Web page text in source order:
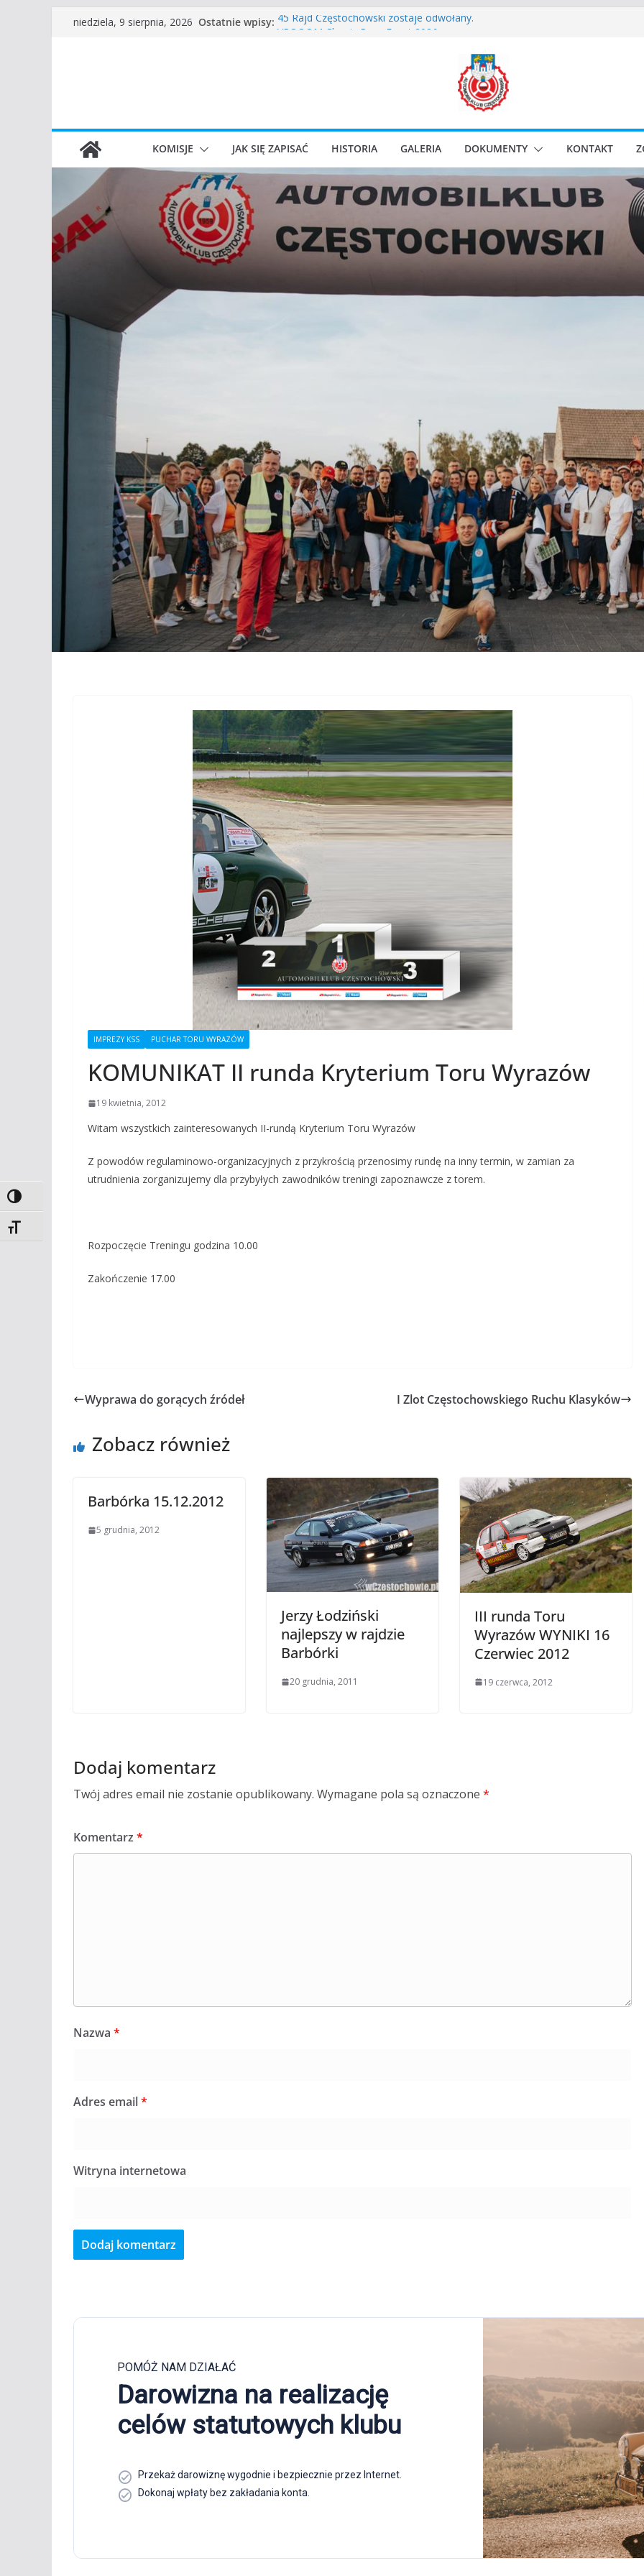
Toggle High Contrast
Toggle Font size
Przejdźniedziela, 9 sierpnia, 2026 Ostatnie wpisy: 45 Rajd Częstochowski zostaje odwołany.
Częstochowskie Rozpoczęcie Sezonu 2026
Zgłoszenie – Częstochowskie Zakończenie Sezonu 2025
KOMISJE JAK SIĘ ZAPISAĆ HISTORIA GALERIA DOKUMENTY KONTAKT
IMPREZY KSS PUCHAR TORU WYRAZÓW
KOMUNIKAT II runda Kryterium Toru Wyrazów
19 kwietnia, 2012
Witam wszystkich zainteresowanych II-rundą Kryterium Toru Wyrazów
Z powodów regulaminowo-organizacyjnych z przykrością przenosimy rundę na inny termin, w zamian za
utrudnienia zorganizujemy dla przybyłych zawodników treningi zapoznawcze z torem.
Rozpoczęcie Treningu godzina 10.00
Zakończenie 17.00
Wyprawa do gorących źródeł I Zlot Częstochowskiego Ruchu Klasyków
Zobacz również
Barbórka 15.12.2012
5 grudnia, 2012
Jerzy Łodziński
najlepszy w rajdzie
Barbórki
20 grudnia, 2011
III runda Toru
Wyrazów WYNIKI 16
Czerwiec 2012
19 czerwca, 2012
Dodaj komentarz
Twój adres email nie zostanie opublikowany. Wymagane pola są oznaczone *
Komentarz *
Nazwa *
Adres email*
Witryna internetowa